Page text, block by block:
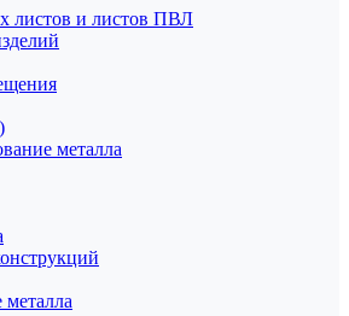
листов и листов ПВЛ
металла